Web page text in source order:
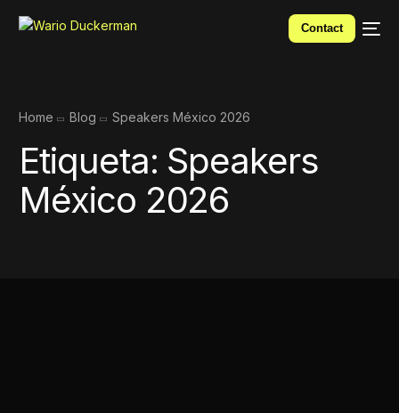
Contact
Home Blog Speakers México 2026
Etiqueta: Speakers
México 2026